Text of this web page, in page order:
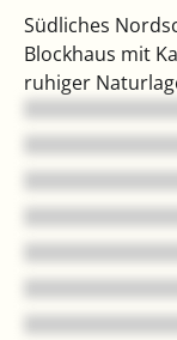
Südliches
Blockhaus mit
ruhiger